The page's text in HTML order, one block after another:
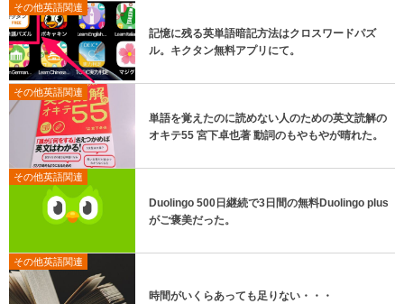
その他英語関連
記憶に残る英単語暗記方法はクロスワードパズ
ル。キクタン無料アプリにて。
その他英語関連
単語を覚えたのに読めない人のための英文読解の
オキテ55 宮下卓也著 動詞のもやもやが晴れた。
その他英語関連
Duolingo 500日継続で3日間の無料Duolingo plus
がご褒美だった。
その他英語関連
時間がいくらあっても足りない・・・